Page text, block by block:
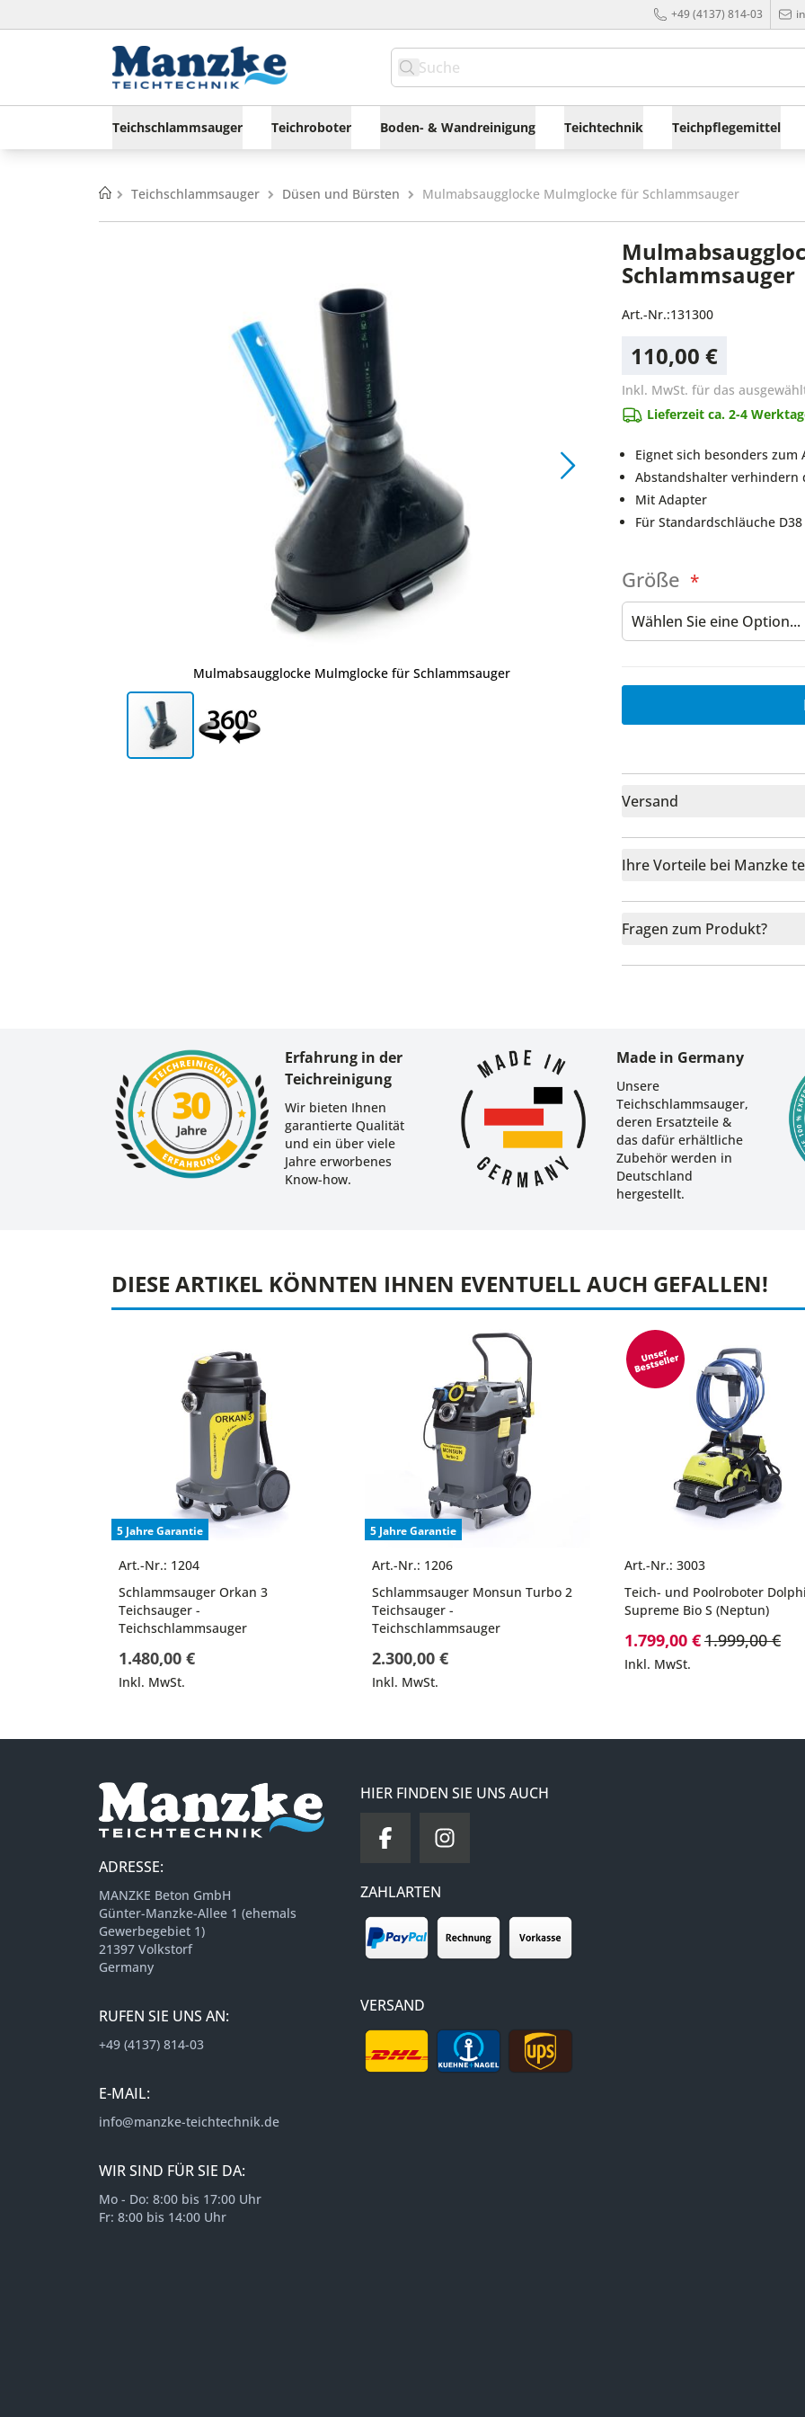
+49 (4137) 814-03
Teichschlammsauger Teichroboter Boden- & Wandreinigung Teichtechnik Teichpflegemittel
Home
Teichschlammsauger Düsen und Bürsten Mulmabsaugglocke Mulmglocke für Schlammsauger
Mulmabsaugglocke Mulmglocke für Schlammsauger
Schlammsauger
Art.-Nr.:131300
110,00 €
Inkl. MwSt. für das
Lieferzeit ca. 2-4
Eignet sich besonders zum
Abstandshalter verhindern
Mit Adapter
Für Standardschläuche
Größe
Versand
Ihre Vorteile bei Manzke
Fragen zum Produkt?
Erfahrung in der
Teichreinigung
Wir bieten Ihnen
garantierte Qualität
und ein über viele
Jahre erworbenes
Know-how.
Made in Germany
Unsere
Teichschlammsauger,
deren Ersatzteile &
das dafür erhältliche
Zubehör werden in
Deutschland
hergestellt.
DIESE ARTIKEL KÖNNTEN IHNEN EVENTUELL AUCH GEFALLEN!
5 Jahre Garantie
Art.-Nr.: 1204
Schlammsauger Orkan 3
Teichsauger -
Teichschlammsauger
1.480,00 €
Inkl. MwSt.
5 Jahre Garantie
Art.-Nr.: 1206
Schlammsauger Monsun Turbo 2
Teichsauger -
Teichschlammsauger
2.300,00 €
Inkl. MwSt.
Art.-Nr.: 3003
Teich- und Poolroboter
Supreme Bio S (Neptun)
Sonderpreis
1.799,00 €1.999,00 €
Inkl. MwSt.
ADRESSE:
MANZKE Beton GmbH
Günter-Manzke-Allee 1 (ehemals
Gewerbegebiet 1)
21397 Volkstorf
Germany
RUFEN SIE UNS AN:
+49 (4137) 814-03
E-MAIL:
info@manzke-teichtechnik.de
WIR SIND FÜR SIE DA:
Mo - Do: 8:00 bis 17:00 Uhr
Fr: 8:00 bis 14:00 Uhr
HIER FINDEN SIE UNS AUCH
ZAHLARTEN
VERSAND